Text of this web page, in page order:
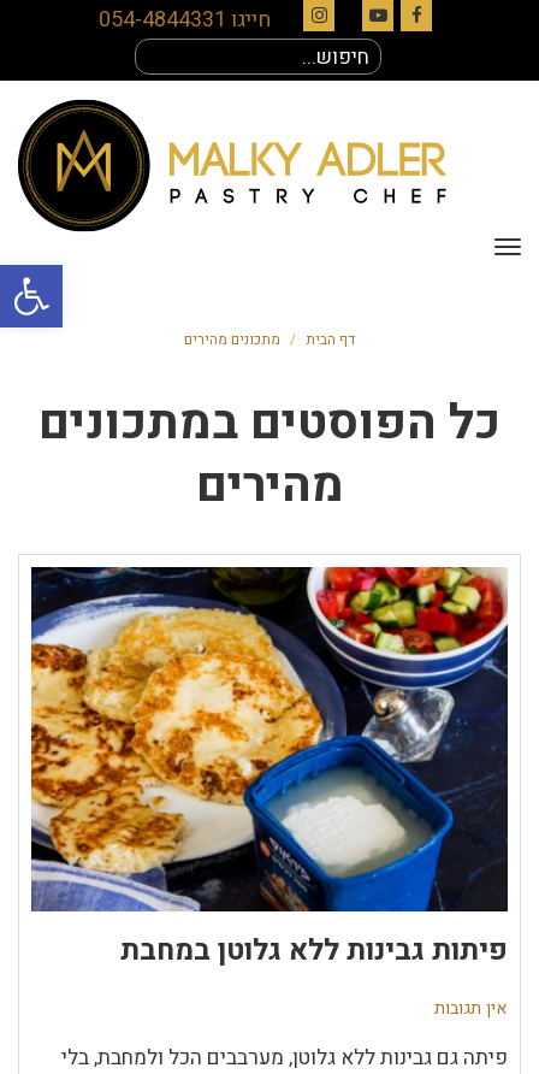
פתח
Facebook
YouTube
Instagram
חייגו 054-4844331
עבור:
תפריט
דף הבית / מתכונים מהירים
כל הפוסטים במתכונים
מהירים
פיתות גבינות ללא גלוטן במחבת
אין תגובות
פיתה גם גבינות ללא גלוטן, מערבבים הכל ולמחבת, בלי